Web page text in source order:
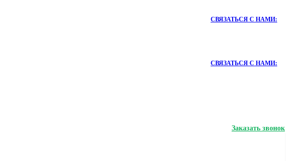
СВЯЗАТЬСЯ С НАМИ:
СВЯЗАТЬСЯ С НАМИ:
Заказать звонок